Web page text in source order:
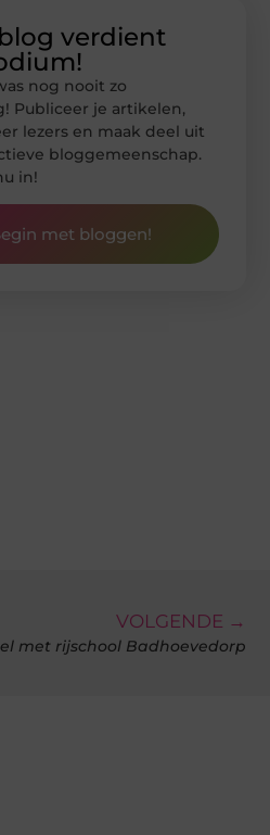
verdient
nog nooit zo
Publiceer je artikelen,
lezers en maak deel uit
bloggemeenschap.
in!
met bloggen!
VOLGENDE →
met rijschool Badhoevedorp